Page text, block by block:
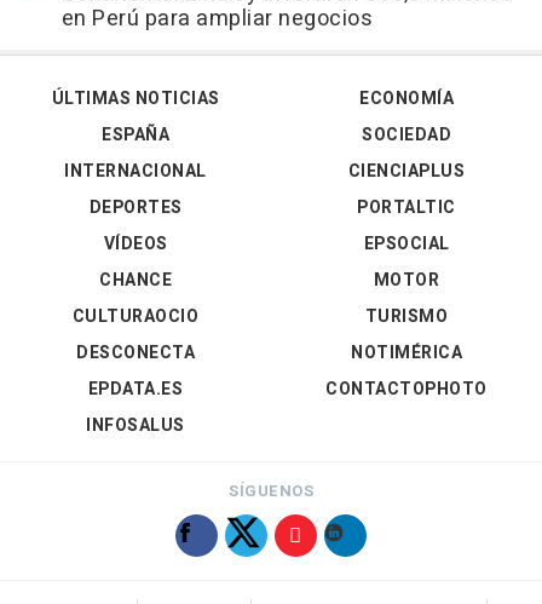
en Perú para ampliar negocios
ÚLTIMAS NOTICIAS
ESPAÑA
INTERNACIONAL
DEPORTES
VÍDEOS
ECONOMÍA
SOCIEDAD
CIENCIAPLUS
PORTALTIC
EPSOCIAL
CHANCE
CULTURAOCIO
DESCONECTA
EPDATA.ES
INFOSALUS
MOTOR
TURISMO
NOTIMÉRICA
CONTACTOPHOTO
SÍGUENOS